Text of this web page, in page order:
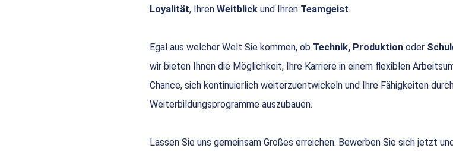
Loyalität, Ihren Weitblick und Ihren Teamgeist.
Egal aus welcher Welt Sie kommen, ob Technik, Produktion oder
wir bieten Ihnen die Möglichkeit, Ihre Karriere in einem flexiblen
Chance, sich kontinuierlich weiterzuentwickeln und Ihre Fähigkeiten
Weiterbildungsprogramme auszubauen.
Lassen Sie uns gemeinsam Großes erreichen. Bewerben Sie sich jetzt